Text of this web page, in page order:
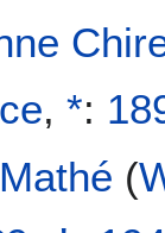
,*:
(